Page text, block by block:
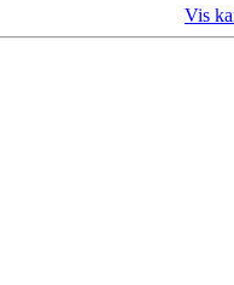
Vis